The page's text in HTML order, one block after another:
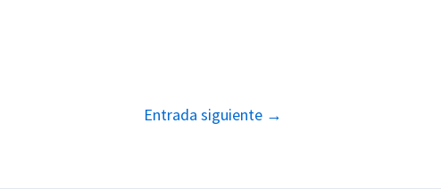
Entrada siguiente →